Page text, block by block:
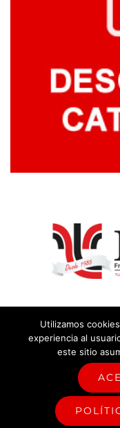
2026 |
Utilizamos
experiencia al
este sitio